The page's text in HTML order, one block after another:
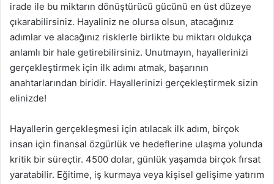
irade ile bu miktarın dönüştürücü gücünü en üst düzeye
çıkarabilirsiniz. Hayaliniz ne olursa olsun, atacağınız
adımlar ve alacağınız risklerle birlikte bu miktarı oldukça
anlamlı bir hale getirebilirsiniz. Unutmayın, hayallerinizi
gerçekleştirmek için ilk adımı atmak, başarının
anahtarlarından biridir. Hayallerinizi gerçekleştirmek sizin
elinizde!
Hayallerin gerçekleşmesi için atılacak ilk adım, birçok
insan için finansal özgürlük ve hedeflerine ulaşma yolunda
kritik bir süreçtir. 4500 dolar, günlük yaşamda birçok fırsat
yaratabilir. Eğitime, iş kurmaya veya kişisel gelişime yatırım